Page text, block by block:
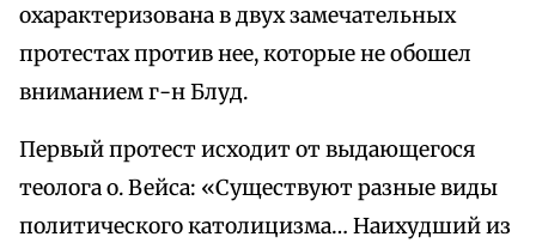
охарактеризована в двух замечательных
протестах против нее, которые не обошел
вниманием г-н Блуд.
Первый протест исходит от выдающегося
теолога о. Вейса: «Существуют разные виды
политического католицизма… Наихудший из